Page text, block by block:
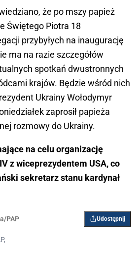
że po mszy papież
Świętego Piotra 18
przybyłych na inaugurację
ma na razie szczegółów
spotkań dwustronnych
krajów. Będzie wśród nich
Ukrainy Wołodymyr
zaprosił papieża
rozmowy do Ukrainy.
na celu organizację
z wiceprezydentem USA, co
sekretarz stanu kardynał
PAP Udostępnij